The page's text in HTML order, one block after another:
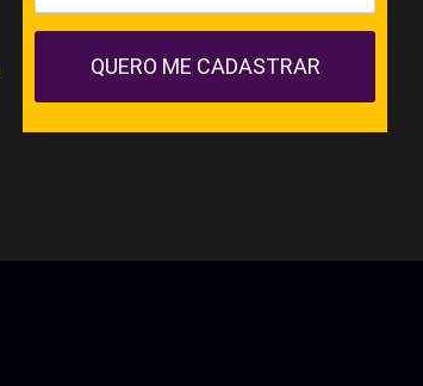
QUERO ME CADASTRAR